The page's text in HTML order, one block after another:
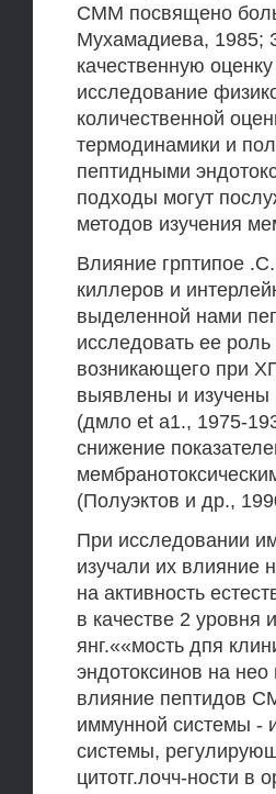
СММ посвящено
Мухамадиева, 1985;
качественную
исследование
количественной
термодинамики и
пептидными
подходы могут
методов изучения
Влияние грптипое
киллеров и
выделенной нами
исследовать ее
возникающего при
выявлены и
(дмло et а1., 1975-
снижение
(Полуэктов и др.,
При исследовании
изучали их влияние
на активность
в качестве 2 уровня
янг.««мость дпя
эндотоксинов на
влияние пептидов
иммунной системы -
системы,
цитотг.лочч-ности в